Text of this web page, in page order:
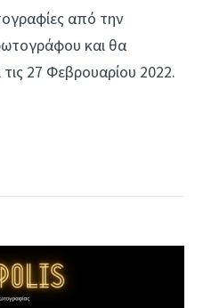
από την
και θα
τις 27 Φεβρουαρίου 2022.